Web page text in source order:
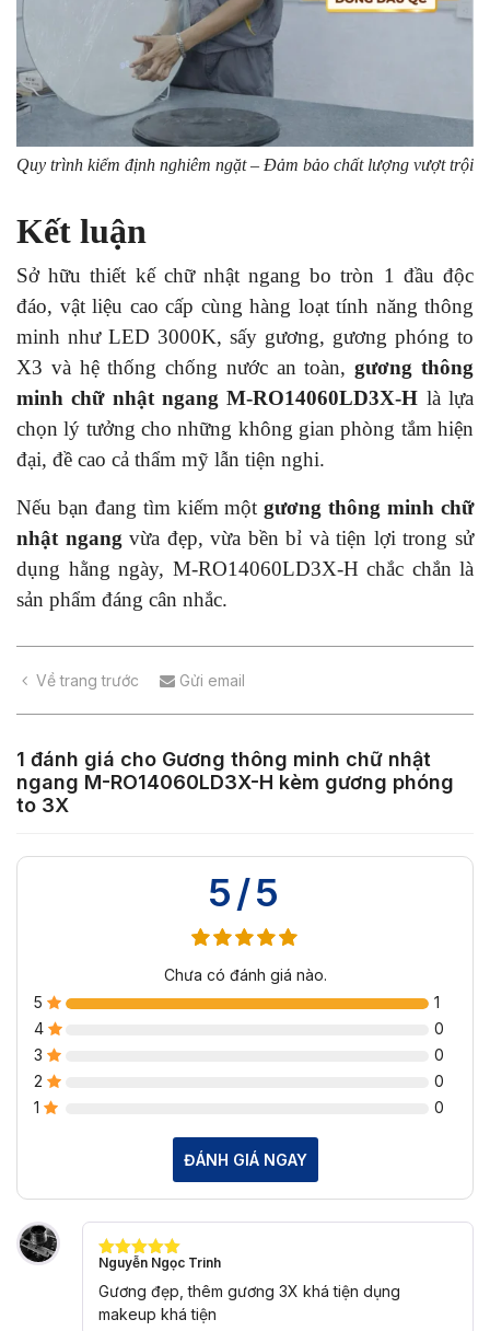
Quy trình kiểm định nghiêm ngặt – Đảm bảo chất lượng vượt trội
Kết luận
Sở hữu thiết kế chữ nhật ngang bo tròn 1 đầu độc
đáo, vật liệu cao cấp cùng hàng loạt tính năng thông
minh như LED 3000K, sấy gương, gương phóng to
X3 và hệ thống chống nước an toàn,gương thông
minh chữ nhật ngang M-RO14060LD3X-H là lựa
chọn lý tưởng cho những không gian phòng tắm hiện
đại, đề cao cả thẩm mỹ lẫn tiện nghi.
Nếu bạn đang tìm kiếm mộtgương thông minh chữ
nhật ngang vừa đẹp, vừa bền bỉ và tiện lợi trong sử
dụng hằng ngày, M-RO14060LD3X-H chắc chắn là
sản phẩm đáng cân nhắc.
Về trang trước Gửi email
1 đánh giá cho Gương thông minh chữ nhật
ngang M-RO14060LD3X-H kèm gương phóng
to 3X
5/5
Chưa có đánh giá nào.
5
1
4
0
3
0
2
0
1
0
ĐÁNH GIÁ NGAY
Được xếp
hạng
5
sao
Nguyễn Ngọc Trinh
Gương đẹp, thêm gương 3X khá tiện dụng
makeup khá tiện